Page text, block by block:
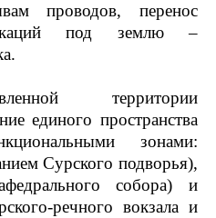
проводов, перенос
под землю –
территории
единого пространства
зонами:
Сурского подворья),
собора) и
речного вокзала и